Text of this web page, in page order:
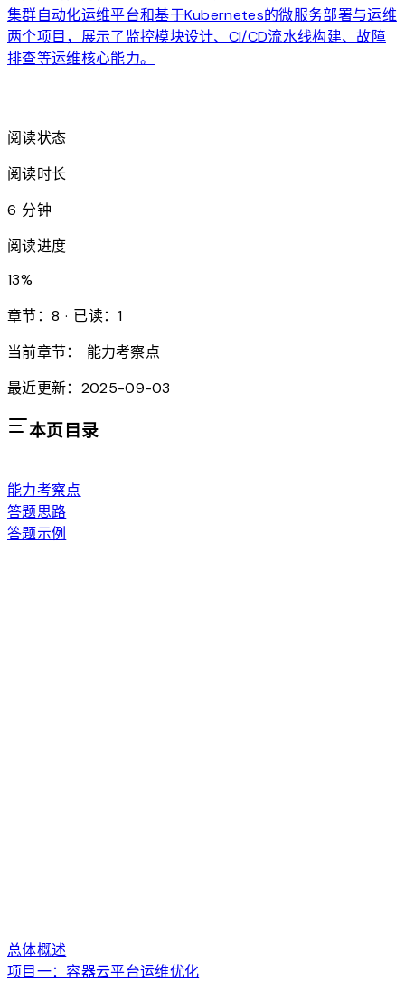
集群自动化运维平台和基于Kubernetes的微服务部署与运维
两个项目，展示了监控模块设计、CI/CD流水线构建、故障
排查等运维核心能力。
阅读状态
阅读时长
6 分钟
阅读进度
13%
章节：8 · 已读：1
当前章节：
能力考察点
最近更新：2025-09-03
本页目录
能力考察点
答题思路
答题示例
总体概述
项目一：容器云平台运维优化